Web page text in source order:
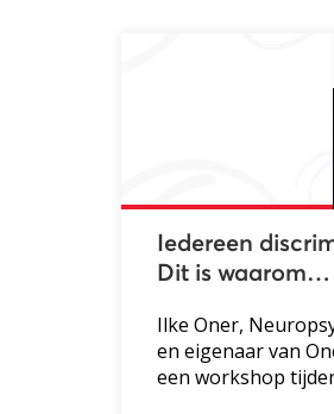
Iedereen
Dit is waarom…
Ilke Oner,
en eigenaar van
een workshop